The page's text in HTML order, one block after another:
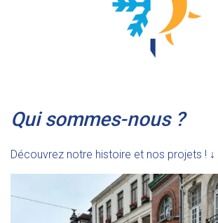
Qui sommes-nous ?
Découvrez notre histoire et nos projets ! ↓